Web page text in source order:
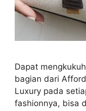
Dapat
bagian dari
Luxury pada
fashionnya, bisa